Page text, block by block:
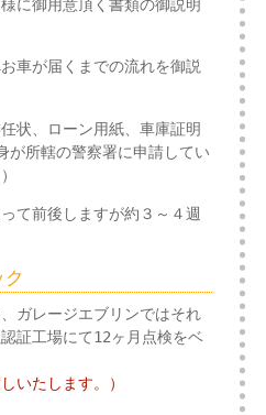
に御用意頂く書類の御説明
車が届くまでの流れを御説
状、ローン用紙、車庫証明
が所轄の警察署に申請してい
て前後しますが約３～４週
ガレージエブリンではそれ
証工場にて12ヶ月点検をベ
いたします。）